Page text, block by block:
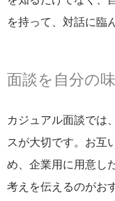
を持って、対話に臨
面談を自分の
カジュアル面談では
スが大切です。お互
め、企業用に用意し
考えを伝えるのがお